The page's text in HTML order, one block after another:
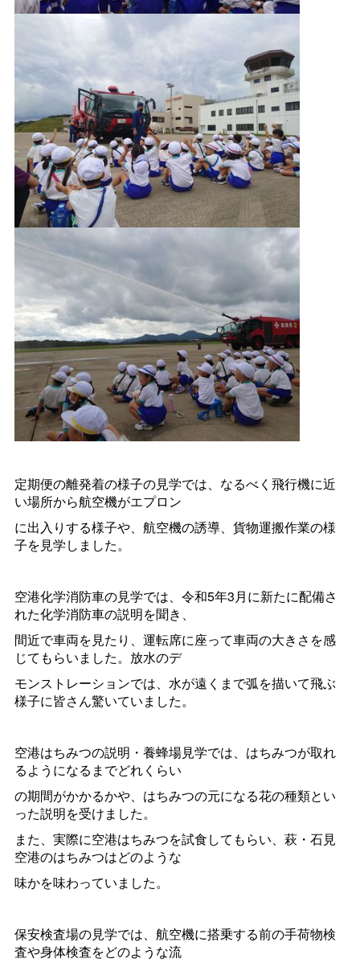
定期便の離発着の様子の見学では、なるべく飛行機に近
い場所から航空機がエプロン
に出入りする様子や、航空機の誘導、貨物運搬作業の様
子を見学しました。
空港化学消防車の見学では、令和5年3月に新たに配備さ
れた化学消防車の説明を聞き、
間近で車両を見たり、運転席に座って車両の大きさを感
じてもらいました。放水のデ
モンストレーションでは、水が遠くまで弧を描いて飛ぶ
様子に皆さん驚いていました。
空港はちみつの説明・養蜂場見学では、はちみつが取れ
るようになるまでどれくらい
の期間がかかるかや、はちみつの元になる花の種類とい
った説明を受けました。
また、実際に空港はちみつを試食してもらい、萩・石見
空港のはちみつはどのような
味かを味わっていました。
保安検査場の見学では、航空機に搭乗する前の手荷物検
査や身体検査をどのような流